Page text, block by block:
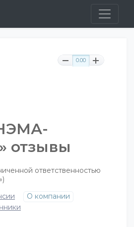
0.00
отзывы
ответственностью
О компании